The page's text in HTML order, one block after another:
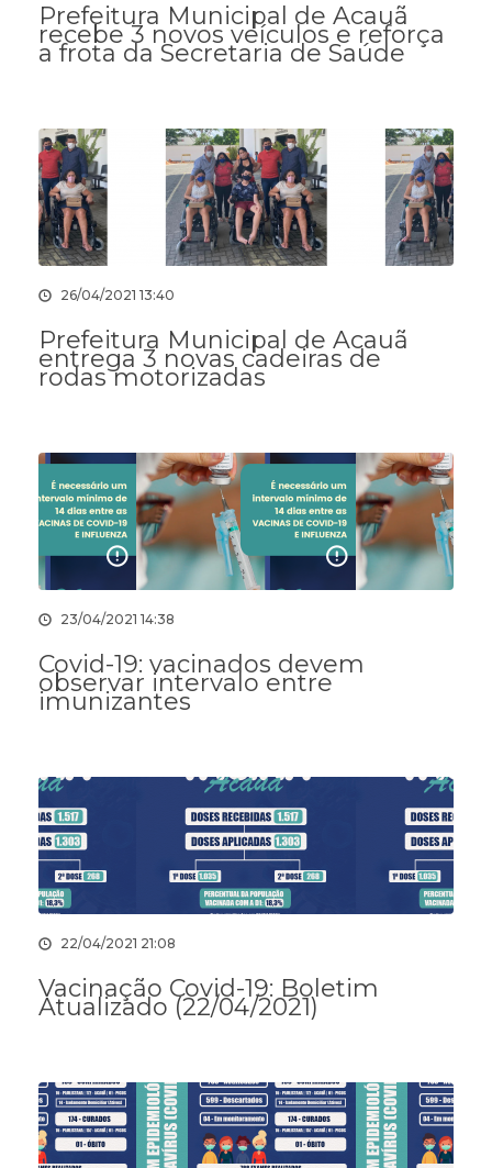
Prefeitura Municipal de Acauã
recebe 3 novos veículos e reforça
a frota da Secretaria de Saúde
26/04/2021 13:40
Prefeitura Municipal de Acauã
entrega 3 novas cadeiras de
rodas motorizadas
23/04/2021 14:38
Covid-19: vacinados devem
observar intervalo entre
imunizantes
22/04/2021 21:08
Vacinação Covid-19: Boletim
Atualizado (22/04/2021)